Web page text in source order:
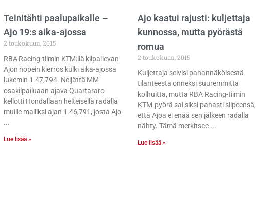
Teinitähti paalupaikalle –
Ajo 19:s aika-ajossa
2 toukokuun, 2015
RBA Racing-tiimin KTM:llä kilpailevan
Ajon nopein kierros kulki aika-ajossa
lukemin 1.47,794. Neljättä MM-
osakilpailuaan ajava Quartararo
kellotti Hondallaan helteisellä radalla
muille malliksi ajan 1.46,791, josta Ajo
Lue lisää »
Ajo kaatui rajusti: kuljettaja
kunnossa, mutta pyörästä
romua
2 toukokuun, 2015
Kuljettaja selvisi pahannäköisestä
tilanteesta onneksi suuremmitta
kolhuitta, mutta RBA Racing-tiimin
KTM-pyörä sai siksi pahasti siipeensä,
että Ajoa ei enää sen jälkeen radalla
nähty. Tämä merkitsee
Lue lisää »